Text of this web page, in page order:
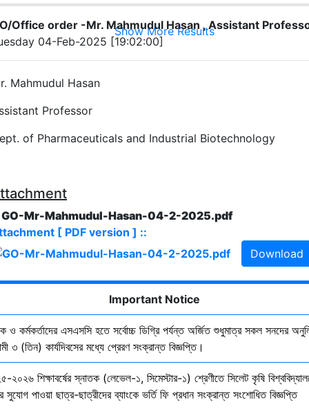
Show More Results
Office order -Mr. Mahmudul Hasan , Assistant
04-Feb-2025 [19:02:00]
Mahmudul Hasan
Professor
of Pharmaceuticals and Industrial Biotechnology
GO-Mr-Mahmudul-Hasan-04-2-2025.pdf
[ PDF version ] ::
Download
Important Notice
ও কর্মকর্তাদের এসএসসি হতে সর্বোচ্চ ডিগ্রি পর্যন্ত অর্জিত শুধুমাত্র সকল সনদের
৩ (তিন) কার্যদিবসের মধ্যে প্রেরণ সংক্রান্ত বিজ্ঞপ্তি।
২০২৬ শিক্ষাবর্ষের স্নাতক (লেভেল-১, সিমেস্টার-১) শ্রেণীতে সিলেট কৃষি
সুযোগ পাওয়া ছাত্র-ছাত্রীদের ব্যাংকে ভর্তি ফি প্রধান সংক্রান্ত সংশোধিত বিজ্ঞপ্তি